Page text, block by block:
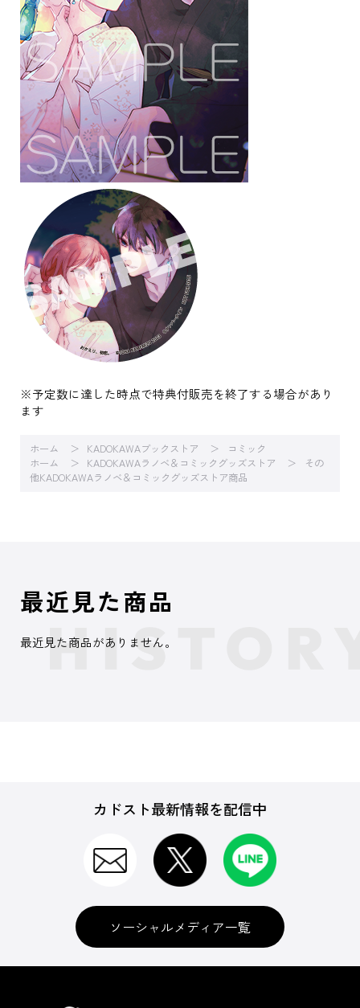
※予定数に達した時点で特典付販売を終了する場合があり
ます
ホーム KADOKAWAブックストア
コミック
ホーム
KADOKAWAラノベ＆コミックグッズストア
その
他KADOKAWAラノベ＆コミックグッズストア商品
最近見た商品
最近見た商品がありません。
カドスト最新情報を配信中
ソーシャルメディア一覧